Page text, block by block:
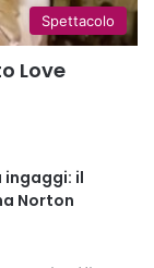
Spettacolo
Love
ingaggi: il
Norton